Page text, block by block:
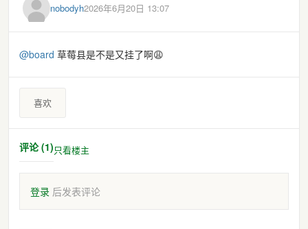
nobodyh2026年6月20日 13:07
@board 草莓县是不是又挂了啊😩
喜欢
评论 (1)只看楼主
登录 后发表评论